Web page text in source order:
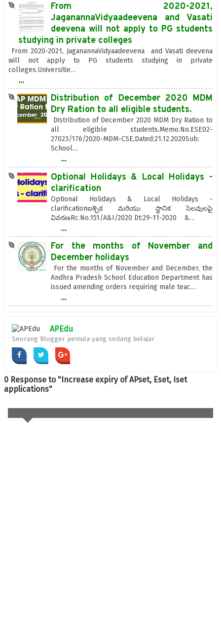
From 2020-2021,
JaganannaVidyaadeevena and Vasati
deevena will not apply to PG students
studying in private colleges
From 2020-2021, JaganannaVidyaadeevena and Vasati deevena
will not apply to PG students studying in private
colleges.Universitie…
...
Distribution of December 2020 MDM
Dry Ration to all eligible students.
Distribution of December 2020 MDM Dry Ration to
all eligible students.Memo.No.ESE02-
27023/176/2020-MDM-CSE,Dated:21.12.2020Sub:
School…
...
Optional Holidays & Local Holidays -
clarification
Optional Holidays & Local Holidays -
clarificationఐశ్చిక మరియు స్థానిక సెలవులపై
వివరణRc.No.151/A&I/2020 Dt:29-11-2020 &…
...
For the months of November and
December holidays
For the months of November and December, the
Andhra Pradesh School Education Department has
issued amending orders requiring male teac…
...
APEdu
Seorang Blogger pemula yang sedang belajar
0 Response to "Increase expiry of APset, Eset, Iset
applications"